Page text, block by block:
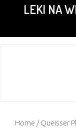
content
LEKI NA
Home / Queisser